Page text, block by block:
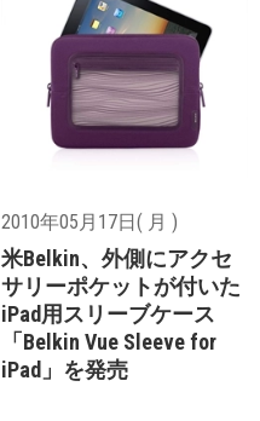
2010年05月17日( 月 )
米Belkin、外側にアクセ
サリーポケットが付いた
iPad用スリーブケース
「Belkin Vue Sleeve for
iPad」を発売